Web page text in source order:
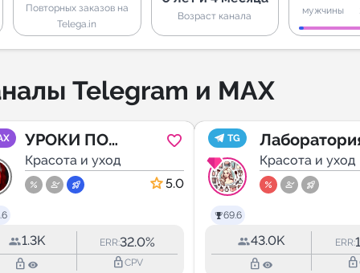
Повторных заказов на
Telega.in
Возраст канала мужчины
Telegram и MAX
УРОКИ ПО
МАНИКЮРУ
ДИЗАЙН НОГТЕЙ
Красота и уход
5.0
1.3K ERR:32.0%
lock_outline lock_outlineCPV
TG
69.6
ухода
Красота и уход
43.0K ERR:
lock_outline lock_outline